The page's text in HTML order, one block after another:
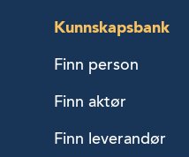
Kunnskapsbank
Finn person
Finn aktør
Finn leverandør